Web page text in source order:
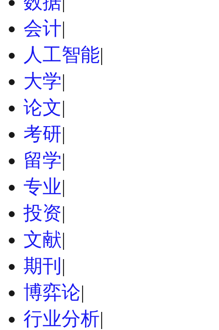
会计|
人工智能|
大学|
论文|
考研|
留学|
专业|
投资|
文献|
期刊 |
博弈论|
行业分析|